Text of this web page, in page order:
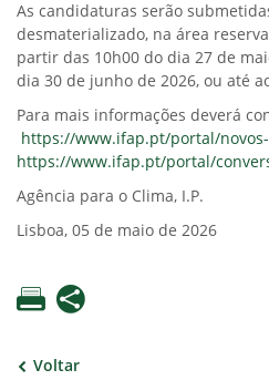
As candidaturas serão
desmaterializado, na área
partir das 10h00 do dia 27 de
dia 30 de junho de 2026, ou até
Para mais informações deverá
https://www.ifap.pt/portal/
https://www.ifap.pt/portal/
Agência para o Clima, I.P.
Lisboa, 05 de maio de 2026
Voltar